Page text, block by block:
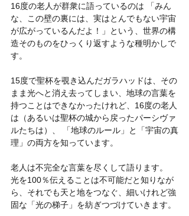
16度の老人が群衆に語っているのは 「みん
な、この壁の裏には、実はとんでもない宇宙
が広がっているんだよ！」という、世界の構
造そのものをひっくり返すような種明かしで
す。
15度で聖杯を覗き込んだガラハッドは、その
まま光へと消え去ってしまい、地球の言葉を
持つことはできなかったけれど、16度の老人
は（あるいは聖杯の城から戻ったパーシヴァ
ルたちは）、 「地球のルール」と「宇宙の真
理」の両方を知っています。
老人は不完全な言葉を尽くして語ります。
光を100％伝えることは不可能だと知りなが
ら、それでも天と地をつなぐ、細いけれど強
固な「光の梯子」を紡ぎつづけていきます。